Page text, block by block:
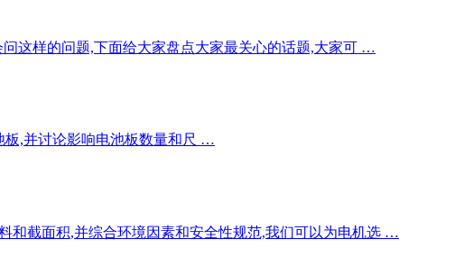
这样的问题,下面给大家盘点大家最关心的话题,大家可 …
板,并讨论影响电池板数量和尺 …
和截面积,并综合环境因素和安全性规范,我们可以为电机选 …